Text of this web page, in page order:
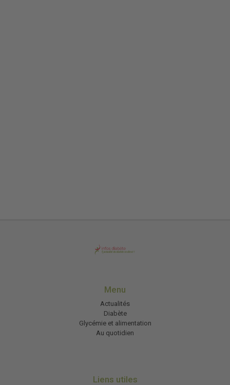
Menu
Actualités
Diabète
Glycémie et alimentation
Au quotidien
Liens utiles